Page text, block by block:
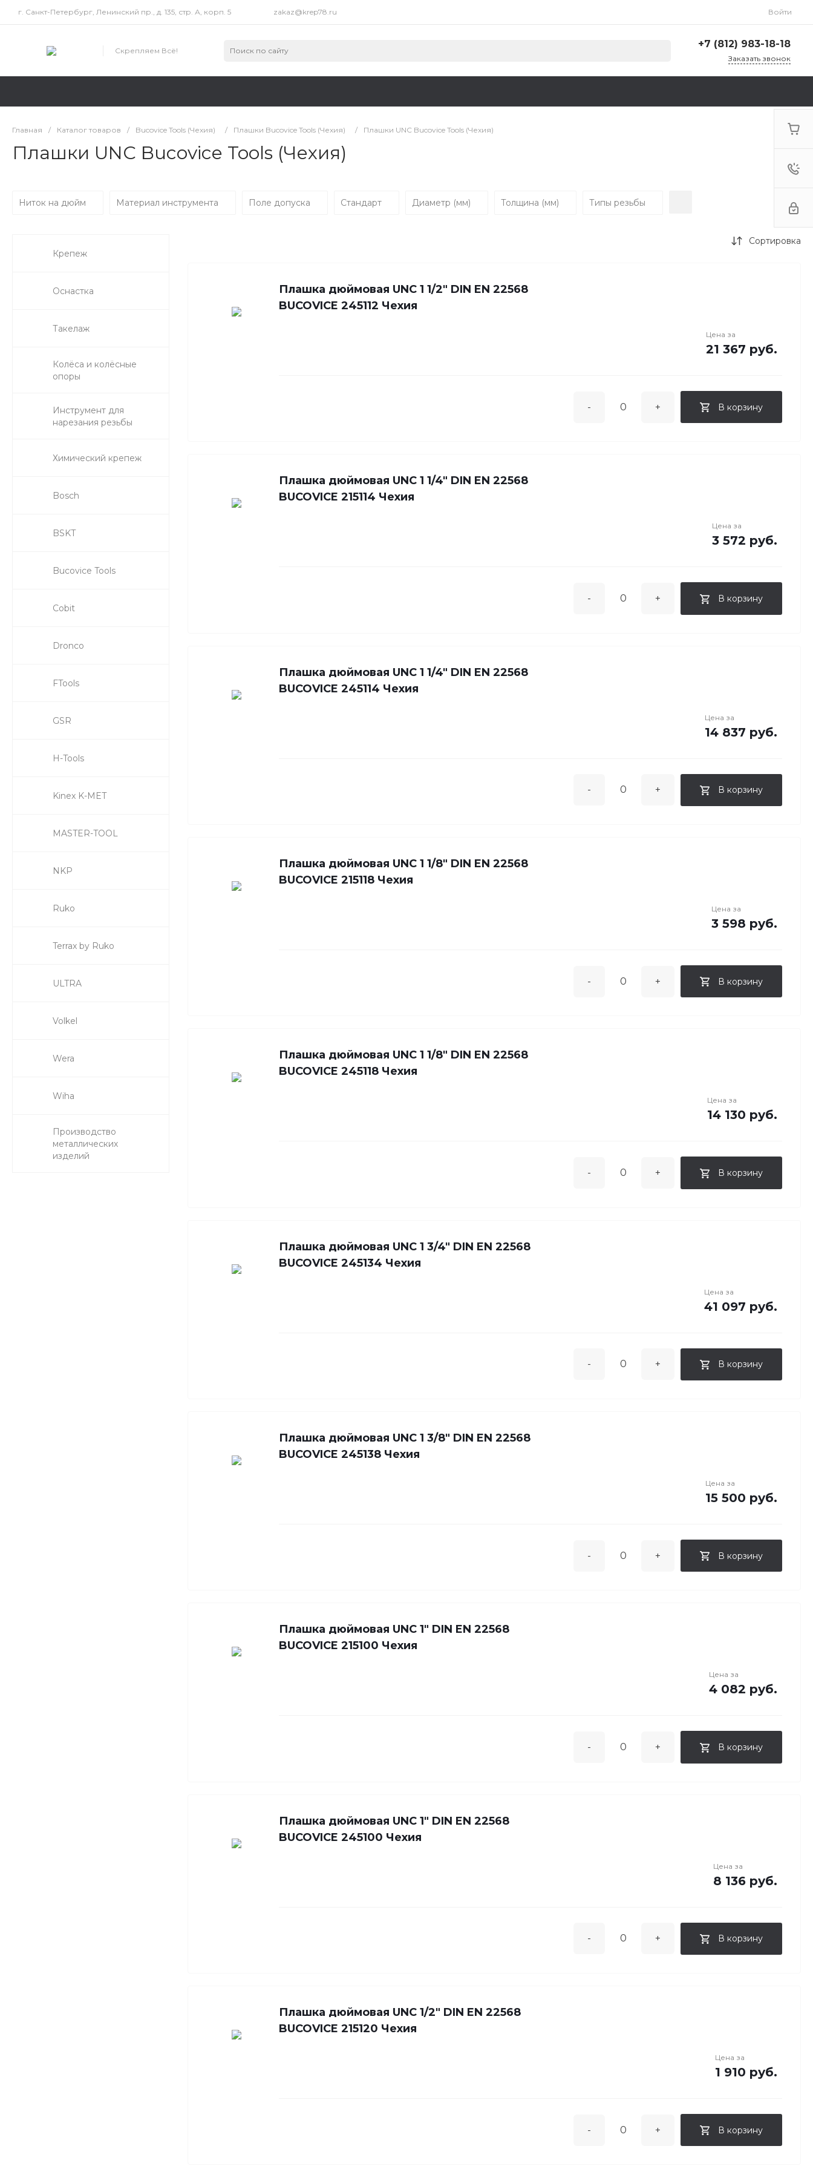
г. Санкт-Петербург, Ленинский пр., д. 135, стр. А, корп. 5 zakaz@krep78.ru Войти
Скрепляем Всё!
+7 (812) 983-18-18
Пн-Пт: 9:00-18:00 Cб-Вс:
Заказать звонок
Главная / Каталог товаров / Bucovice Tools (Чехия) / Плашки Bucovice Tools (Чехия) / Плашки UNC Bucovice Tools (Чехия)
Плашки UNC Bucovice Tools (Чехия)
Ниток на дюйм Материал инструмента Поле допуска Стандарт Диаметр (мм) Толщина (мм) Типы резьбы
Крепеж
Оснастка
Такелаж
Колёса и колëсные
опоры
Инструмент для
нарезания резьбы
Химический крепеж
Bosch
BSKT
Bucovice Tools
Cobit
Dronco
FTools
GSR
H-Tools
Kinex K-MET
MASTER-TOOL
NKP
Ruko
Terrax by Ruko
ULTRA
Volkel
Wera
Wiha
Производство
металлических
изделий
Сортировка
Плашка дюймовая UNC 1 1/2" DIN EN 22568
BUCOVICE 245112 Чехия
Цена за
21 367 руб.
- + В корзину
Плашка дюймовая UNC 1 1/4" DIN EN 22568
BUCOVICE 215114 Чехия
Цена за
3 572 руб.
- + В корзину
Плашка дюймовая UNC 1 1/4" DIN EN 22568
BUCOVICE 245114 Чехия
Цена за
14 837 руб.
- + В корзину
Плашка дюймовая UNC 1 1/8" DIN EN 22568
BUCOVICE 215118 Чехия
Цена за
3 598 руб.
- + В корзину
Плашка дюймовая UNC 1 1/8" DIN EN 22568
BUCOVICE 245118 Чехия
Цена за
14 130 руб.
- + В корзину
Плашка дюймовая UNC 1 3/4" DIN EN 22568
BUCOVICE 245134 Чехия
Цена за
41 097 руб.
- + В корзину
Плашка дюймовая UNC 1 3/8" DIN EN 22568
BUCOVICE 245138 Чехия
Цена за
15 500 руб.
- + В корзину
Плашка дюймовая UNC 1" DIN EN 22568
BUCOVICE 215100 Чехия
Цена за
4 082 руб.
- + В корзину
Плашка дюймовая UNC 1" DIN EN 22568
BUCOVICE 245100 Чехия
Цена за
8 136 руб.
- + В корзину
Плашка дюймовая UNC 1/2" DIN EN 22568
BUCOVICE 215120 Чехия
Цена за
1 910 руб.
- + В корзину